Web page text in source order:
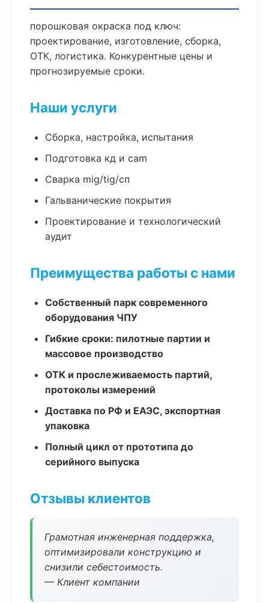
порошковая окраска под ключ:
проектирование, изготовление, сборка,
ОТК, логистика. Конкурентные цены и
прогнозируемые сроки.
Наши услуги
Сборка, настройка, испытания
Подготовка кд и cam
Сварка mig/tig/сп
Гальванические покрытия
Проектирование и технологический
аудит
Преимущества работы с нами
Собственный парк современного
оборудования ЧПУ
Гибкие сроки: пилотные партии и
массовое производство
ОТК и прослеживаемость партий,
протоколы измерений
Доставка по РФ и ЕАЭС, экспортная
упаковка
Полный цикл от прототипа до
серийного выпуска
Отзывы клиентов
Грамотная инженерная поддержка,
оптимизировали конструкцию и
снизили себестоимость.
— Клиент компании